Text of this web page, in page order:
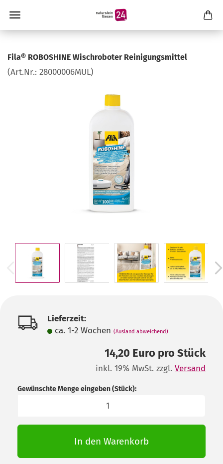
Fila® ROBOSHINE Wischroboter Reinigungsmittel
(Art.Nr.: 28000006MUL)
Lieferzeit:
ca. 1-2 Wochen (Ausland abweichend)
14,20 Euro pro Stück
inkl. 19% MwSt. zzgl. Versand
Gewünschte Menge eingeben (Stück):
In den Warenkorb